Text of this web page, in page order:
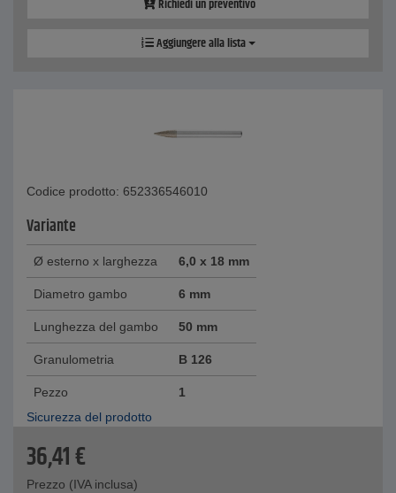
Richiedi un preventivo
Aggiungere alla lista
Codice prodotto: 652336546010
Variante
Ø esterno x larghezza 6,0 x 18 mm
Diametro gambo 6 mm
Lunghezza del gambo 50 mm
Granulometria B 126
Pezzo
1
Sicurezza del prodotto
36,41€
Prezzo (IVA inclusa)